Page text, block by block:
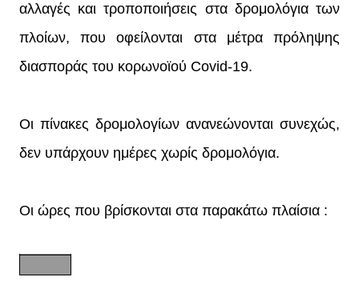
αλλαγές και τροποποιήσεις στα δρομολόγια των
πλοίων, που οφείλονται στα μέτρα πρόληψης
διασποράς του κορωνοϊού Covid-19.
Οι πίνακες δρομολογίων ανανεώνονται συνεχώς,
δεν υπάρχουν ημέρες χωρίς δρομολόγια.
Οι ώρες που βρίσκονται στα παρακάτω πλαίσια :